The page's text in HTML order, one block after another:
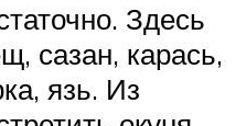
Здесь
сазан, карась,
язь. Из